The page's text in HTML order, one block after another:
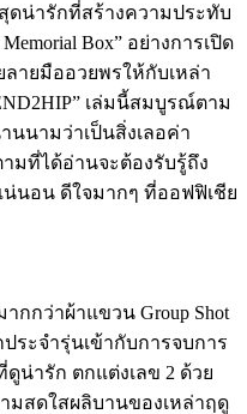
ดน่ารักที่สร้างความประทับ
Box” อย่างการเปิด
ายมืออวยพรให้กับเหล่า
เล่มนี้สมบูรณ์ตาม
นนามว่าเป็นสิ่งเลอค่า
มที่ได้อ่านจะต้องรับรู้ถึง
นอน ดีใจมากๆ ที่ออฟฟิเชีย
กว่าผ้าแขวน Group Shot
ระจำรุ่นเข้ากับการจบการ
น่ารัก ตกแต่งเลข 2 ด้วย
สดใสผลิบานของเหล่าฤดู